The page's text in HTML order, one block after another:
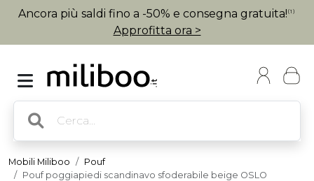
Ancora più saldi fino a -50% e consegna gratuita! (1)
Approfitta ora >
Mobili Miliboo
Pouf
Pouf poggiapiedi scandinavo sfoderabile beige OSLO